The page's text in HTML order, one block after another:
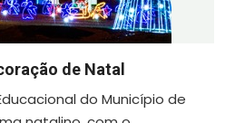
de Natal
do Município de